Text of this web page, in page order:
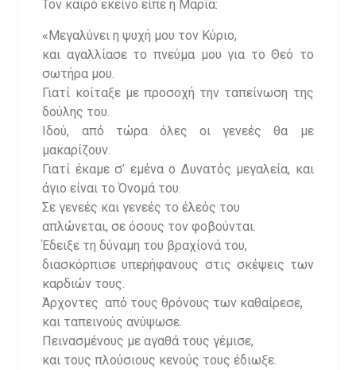
Τον καιρό εκείνο είπε η Μαρία:
«Μεγαλύνει η ψυχή μου τον Κύριο,
και αγαλλίασε το πνεύμα μου για το Θεό το
σωτήρα μου.
Γιατί κοίταξε με προσοχή την ταπείνωση της
δούλης του.
Ιδού, από τώρα όλες οι γενεές θα με
μακαρίζουν.
Γιατί έκαμε σ’ εμένα ο Δυνατός μεγαλεία, και
άγιο είναι το Όνομά του.
Σε γενεές και γενεές το έλεός του
απλώνεται, σε όσους τον φοβούνται.
Έδειξε τη δύναμη του βραχίονά του,
διασκόρπισε υπερήφανους στις σκέψεις των
καρδιών τους.
Άρχοντες από τους θρόνους των καθαίρεσε,
και ταπεινούς ανύψωσε.
Πεινασμένους με αγαθά τους γέμισε,
και τους πλούσιους κενούς τους έδιωξε.